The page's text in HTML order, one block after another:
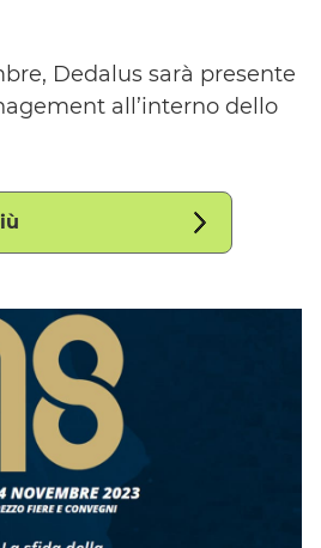
Dedalus sarà presente
all’interno dello